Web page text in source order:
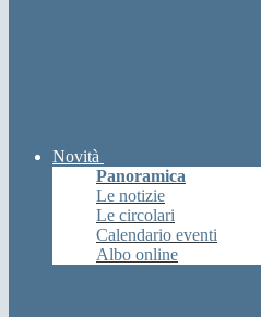
Novità
Panoramica
Le notizie
Le circolari
Calendario eventi
Albo online